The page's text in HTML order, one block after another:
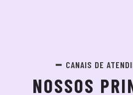
CANAIS DE
NOSSOS